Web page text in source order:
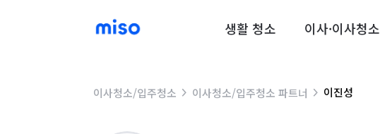
생활 청소 이사·이사청소
이사청소/입주청소 이사청소/입주청소 파트너 이진성